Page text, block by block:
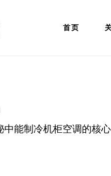
首页
中能制冷机柜空调的核心